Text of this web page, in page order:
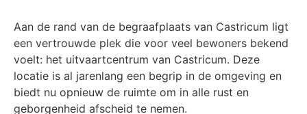
Aan de rand van de begraafplaats van Castricum ligt
een vertrouwde plek die voor veel bewoners bekend
voelt: het uitvaartcentrum van Castricum. Deze
locatie is al jarenlang een begrip in de omgeving en
biedt nu opnieuw de ruimte om in alle rust en
geborgenheid afscheid te nemen.